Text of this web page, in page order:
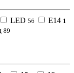
LED 56 Е14 1
89